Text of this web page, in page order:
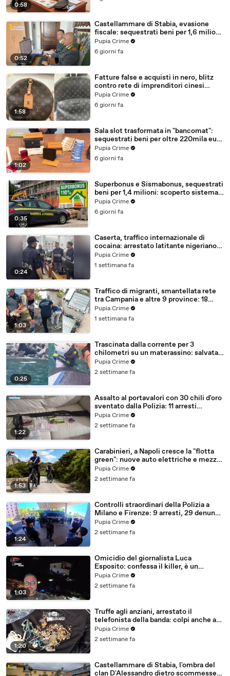
0:58
0:52
Castellammare di Stabia, evasione
fiscale: sequestrati beni per 1,6 milioni
ad un consorzio navale (29.07.26)
Pupia Crime
6 giorni fa
1:58
Fatture false e acquisti in nero, blitz
contro rete di imprenditori cinesi
sequestri per 8,5 milioni (29.07.26)
Pupia Crime
6 giorni fa
1:02
Sala slot trasformata in "bancomat":
sequestrati beni per oltre 220mila euro
a due coniugi (29.07.26)
Pupia Crime
6 giorni fa
0:35
Superbonus e Sismabonus, sequestrati
beni per 1,4 milioni: scoperto sistema
con false abitazioni (29.07.26)
Pupia Crime
6 giorni fa
0:24
Caserta, traffico internazionale di
cocaina: arrestato latitante nigeriano
ricercato dal 2019 (28.07.26)
Pupia Crime
1 settimana fa
1:03
Traffico di migranti, smantellata rete
tra Campania e altre 9 province: 18
arresti (27.07.26)
Pupia Crime
1 settimana fa
0:25
Trascinata dalla corrente per 3
chilometri su un materassino: salvata
dalla Polizia (25.07.26)
Pupia Crime
2 settimane fa
1:22
Assalto al portavalori con 30 chili d'oro
sventato dalla Polizia: 11 arresti
(25.07.26)
Pupia Crime
2 settimane fa
1:53
Carabinieri, a Napoli cresce la "flotta
green": nuove auto elettriche e mezzi
sostenibili anche sulle isole (25.07.26)
Pupia Crime
2 settimane fa
1:24
Controlli straordinari della Polizia a
Milano e Firenze: 9 arresti, 29 denunce
e oltre 7mila persone identificate
(25.07.26)
Pupia Crime
2 settimane fa
1:03
Omicidio del giornalista Luca
Esposito: confessa il killer, è un
26enne tunisino (25.07.26)
Pupia Crime
2 settimane fa
1:20
Truffe agli anziani, arrestato il
telefonista della banda: colpi anche ad
Aversa, oltre 300mila euro il bottino
stimato (24.07.26)
Pupia Crime
2 settimane fa
Castellammare di Stabia, l'ombra del
clan D'Alessandro dietro scommesse